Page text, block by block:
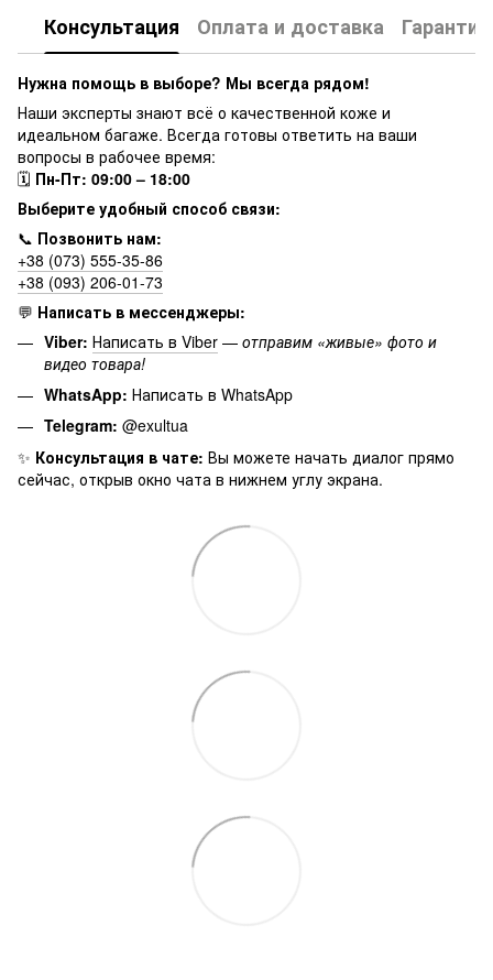
Консультация Оплата и доставка Гарантия
Нужна помощь в выборе? Мы всегда рядом!
Наши эксперты знают всё о качественной коже и
идеальном багаже. Всегда готовы ответить на ваши
вопросы в рабочее время:
🗓 Пн-Пт: 09:00 – 18:00
Выберите удобный способ связи:
📞 Позвонить нам:
+38 (073) 555-35-86
+38 (093) 206-01-73
💬 Написать в мессенджеры:
Viber: Написать в Viber — отправим «живые» фото и
видео товара!
WhatsApp: Написать в WhatsApp
Telegram: @exultua
✨ Консультация в чате: Вы можете начать диалог прямо
сейчас, открыв окно чата в нижнем углу экрана.